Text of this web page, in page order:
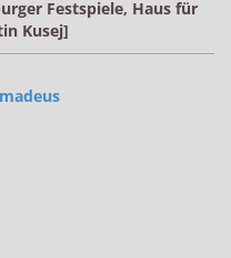
Festspiele, Haus für
Kusej]